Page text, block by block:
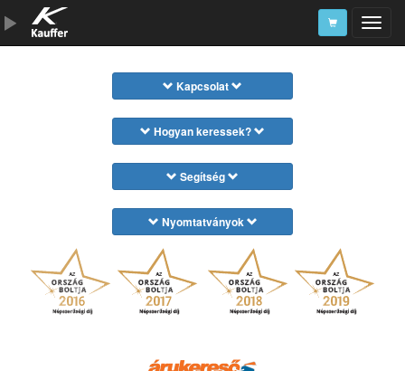
Szerszámkatalógus
Kapcsolat
Hogyan keressek?
Segítség
Nyomtatványok